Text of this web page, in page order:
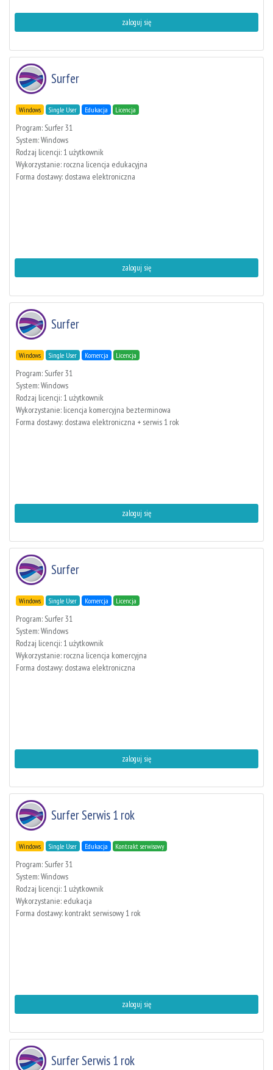
zaloguj się
Surfer
Windows Single User Edukacja Licencja
Program: Surfer 31
System: Windows
Rodzaj licencji: 1 użytkownik
Wykorzystanie: roczna licencja edukacyjna
Forma dostawy: dostawa elektroniczna
zaloguj się
Surfer
Windows Single User Komercja Licencja
Program: Surfer 31
System: Windows
Rodzaj licencji: 1 użytkownik
Wykorzystanie: licencja komercyjna bezterminowa
Forma dostawy: dostawa elektroniczna + serwis 1 rok
zaloguj się
Surfer
Windows Single User Komercja Licencja
Program: Surfer 31
System: Windows
Rodzaj licencji: 1 użytkownik
Wykorzystanie: roczna licencja komercyjna
Forma dostawy: dostawa elektroniczna
zaloguj się
Surfer Serwis 1 rok
Windows Single User Edukacja Kontrakt serwisowy
Program: Surfer 31
System: Windows
Rodzaj licencji: 1 użytkownik
Wykorzystanie: edukacja
Forma dostawy: kontrakt serwisowy 1 rok
zaloguj się
Surfer Serwis 1 rok